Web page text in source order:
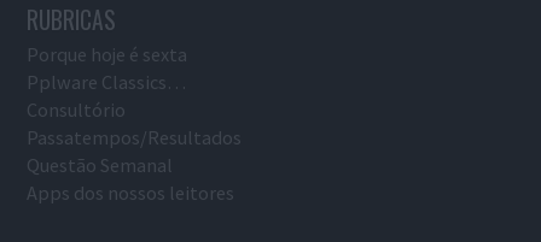
RUBRICAS
Porque hoje é sexta
Pplware Classics…
Consultório
Passatempos/Resultados
Questão Semanal
Apps dos nossos leitores